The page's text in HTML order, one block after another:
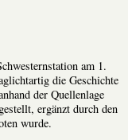
am 1.
die Geschichte
der Quellenlage
ergänzt durch den
wurde.